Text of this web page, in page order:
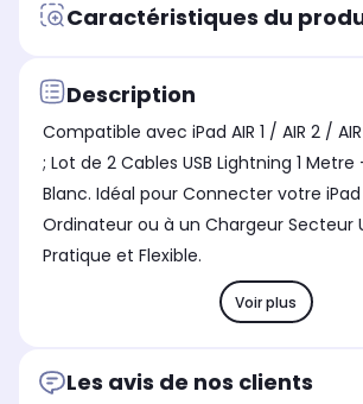
Caractéristiques du
Description
Compatible avec iPad AIR 1 / AIR 2 /
; Lot de 2 Cables USB Lightning 1
Blanc. Idéal pour Connecter votre
Ordinateur ou à un Chargeur Secteur
Pratique et Flexible.
Voir plus
Les avis de nos clients